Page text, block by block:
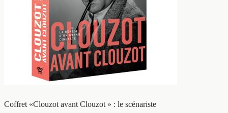
Coffret «Clouzot avant Clouzot » : le scénariste